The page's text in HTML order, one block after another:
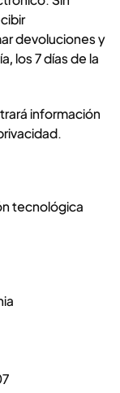
devoluciones y
los 7 días de la
información
tecnológica